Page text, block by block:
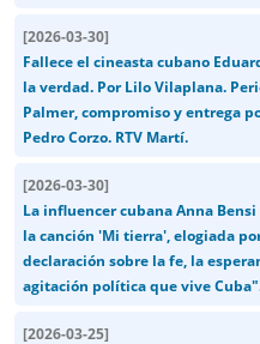
[2026-03-30]
Fallece el cineasta cubano
la verdad. Por Lilo Vilaplana.
Palmer, compromiso y entrega
Pedro Corzo. RTV Martí.
[2026-03-30]
La influencer cubana Anna
la canción 'Mi tierra', elogiada
declaración sobre la fe, la
agitación política que vive
[2026-03-25]